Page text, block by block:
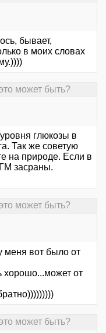
бывает,
в моих словах
может быть?
глюкозы в
Так же советую
на природе. Если в
засраны.
может быть?
меня вот было от
хорошо...может от
может быть?